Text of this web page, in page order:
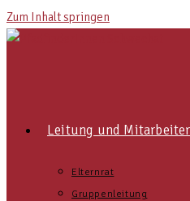
Zum Inhalt springen
Leitung und Mitarbeiter
Elternrat
Gruppenleitung